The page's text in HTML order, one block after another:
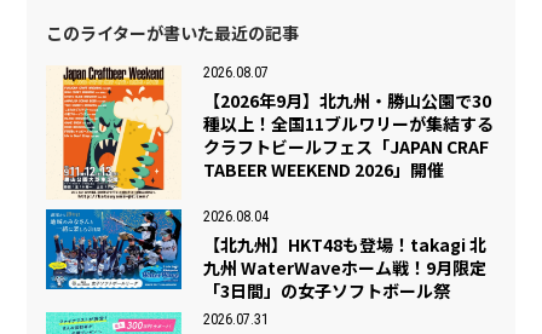
このライターが書いた最近の記事
2026.08.07
【2026年9月】北九州・勝山公園で30
種以上！全国11ブルワリーが集結する
クラフトビールフェス「JAPAN CRAF
TABEER WEEKEND 2026」開催
2026.08.04
【北九州】HKT48も登場！takagi 北
九州 WaterWaveホーム戦！9月限定
「3日間」の女子ソフトボール祭
2026.07.31